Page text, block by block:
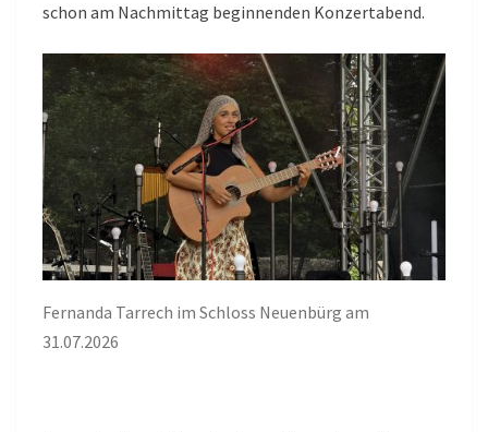
schon am Nachmittag beginnenden Konzertabend.
Fernanda Tarrech im Schloss Neuenbürg am
31.07.2026